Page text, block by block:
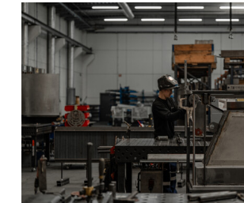
Vuur.
Vorm.
Vakmanschap.